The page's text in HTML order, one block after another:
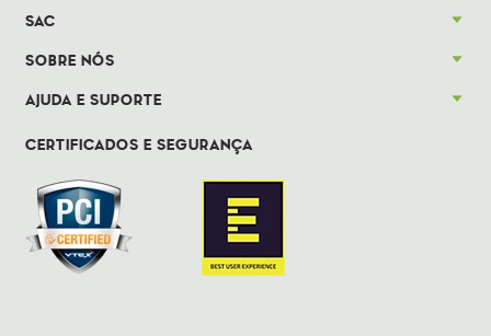
SAC
SOBRE NÓS
AJUDA E SUPORTE
CERTIFICADOS E SEGURANÇA